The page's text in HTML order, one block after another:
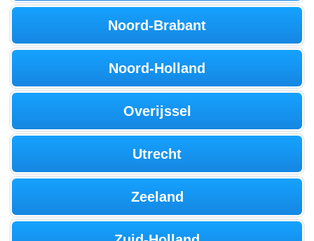
Noord-Brabant
Noord-Holland
Overijssel
Utrecht
Zeeland